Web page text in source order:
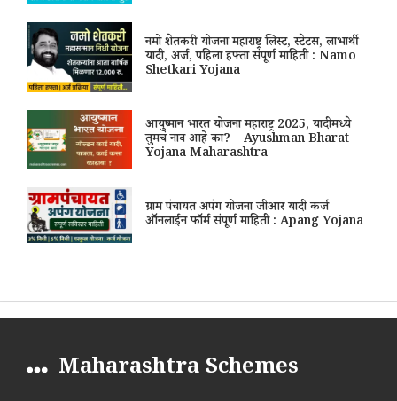
नमो शेतकरी योजना महाराष्ट्र लिस्ट, स्टेटस, लाभार्थी
यादी, अर्ज, पहिला हफ्ता संपूर्ण माहिती : Namo
Shetkari Yojana
आयुष्मान भारत योजना महाराष्ट्र 2025, यादीमध्ये
तुमचं नाव आहे का? | Ayushman Bharat
Yojana Maharashtra
ग्राम पंचायत अपंग योजना जीआर यादी कर्ज
ऑनलाईन फॉर्म संपूर्ण माहिती : Apang Yojana
Maharashtra Schemes